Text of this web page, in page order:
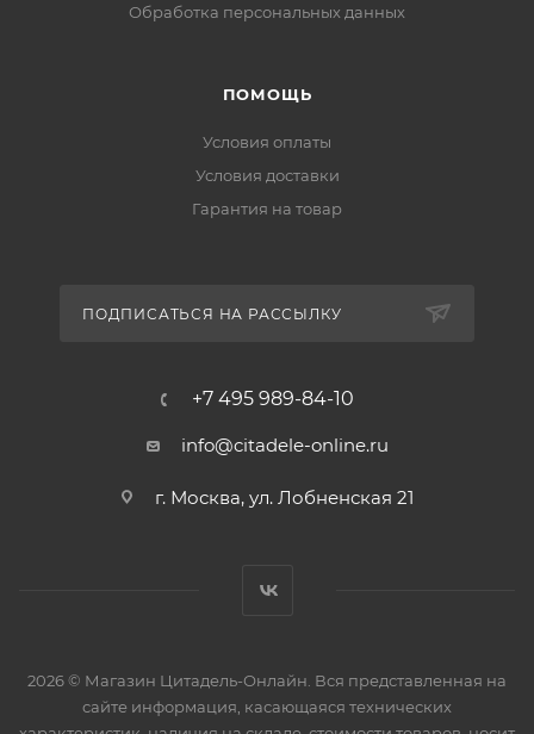
Обработка персональных данных
ПОМОЩЬ
Условия оплаты
Условия доставки
Гарантия на товар
ПОДПИСАТЬСЯ НА РАССЫЛКУ
+7 495 989-84-10
info@citadele-online.ru
г. Москва, ул. Лобненская 21
2026 © Магазин Цитадель-Онлайн. Вся представленная на
сайте информация, касающаяся технических